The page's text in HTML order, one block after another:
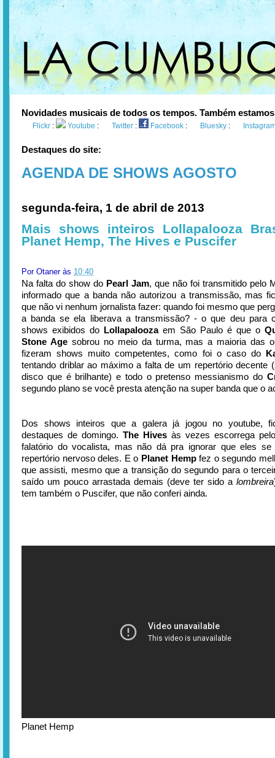
Novidades musicais de todos os tempos. Também
Flickr : Youtube : Twitter : Facebook : Bluesky :
Destaques do site:
AGENDA DE SHOWS AGOSTO
segunda-feira, 1 de abril de 2013
Mais shows inteiros Lollapalooza
Planet Hemp, The Hives e Puscifer
Por Otaner às 10:40
Na falta do show do Pearl Jam, que não foi transmitido pelo
informado que a banda não autorizou a transmissão, mas
que não vi nenhum jornalista fazer: quando foi mesmo que
a banda se ela liberava a transmissão? - o que deu para
shows exibidos do Lollapaloozaem São Paulo é que o
Stone Agesobrou no meio da turma, mas a maioria das
fizeram shows muito competentes, como foi o caso do
tentando driblar ao máximo a falta de um repertório decente
disco que é brilhante) e todo o pretenso messianismo do
segundo plano se você presta atenção na super banda que o
Dos shows inteiros que a galera já jogou no youtube,
destaques de domingo. The Hives às vezes escorrega
falatório do vocalista, mas não dá pra ignorar que eles se
repertório nervoso deles. E o Planet Hempfez o segundo
que assisti, mesmo que a transição do segundo para o
saído um pouco arrastada demais (deve ter sido a lombreira
tem também o Puscifer, que não conferi ainda.
Planet Hemp